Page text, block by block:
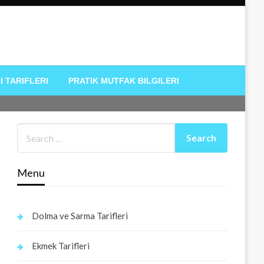
TARIFLERI PRATIK MUTFAK BILGILERI
Menu
Dolma ve Sarma Tarifleri
Ekmek Tarifleri